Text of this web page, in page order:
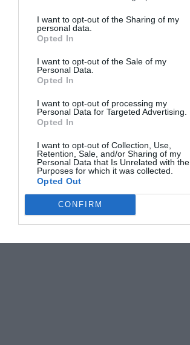
I want to opt-out of the Sharing of my
personal data.
Opted In
I want to opt-out of the Sale of my
Personal Data.
Opted In
I want to opt-out of processing my
Personal Data for Targeted Advertising.
Opted In
I want to opt-out of Collection, Use,
Retention, Sale, and/or Sharing of my
Personal Data that Is Unrelated with the
Purposes for which it was collected.
Opted Out
CONFIRM